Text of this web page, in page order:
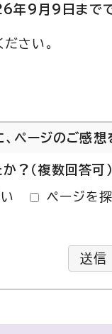
9月9日までで
さい。
ページのご感想
？（複数回答可）
ページを
送信